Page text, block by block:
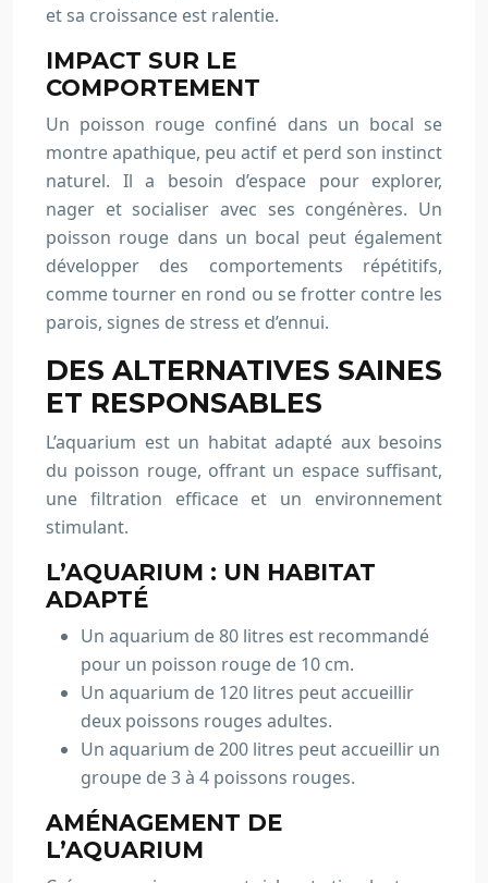
et sa croissance est ralentie.
IMPACT SUR LE
COMPORTEMENT
Un poisson rouge confiné dans un bocal se
montre apathique, peu actif et perd son instinct
naturel. Il a besoin d’espace pour explorer,
nager et socialiser avec ses congénères. Un
poisson rouge dans un bocal peut également
développer des comportements répétitifs,
comme tourner en rond ou se frotter contre les
parois, signes de stress et d’ennui.
DES ALTERNATIVES SAINES
ET RESPONSABLES
L’aquarium est un habitat adapté aux besoins
du poisson rouge, offrant un espace suffisant,
une filtration efficace et un environnement
stimulant.
L’AQUARIUM : UN HABITAT
ADAPTÉ
Un aquarium de 80 litres est recommandé
pour un poisson rouge de 10 cm.
Un aquarium de 120 litres peut accueillir
deux poissons rouges adultes.
Un aquarium de 200 litres peut accueillir un
groupe de 3 à 4 poissons rouges.
AMÉNAGEMENT DE
L’AQUARIUM